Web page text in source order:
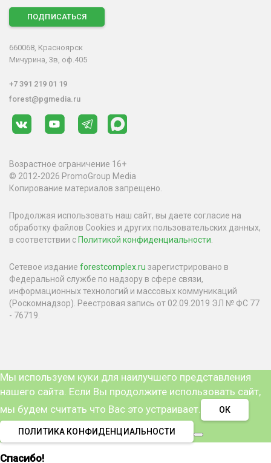
ПОДПИСАТЬСЯ
660068, Красноярск
Мичурина, 3в, оф.405
+7 391 219 01 19
forest@pgmedia.ru
Возрастное ограничение 16+
© 2012-2026 PromoGroup Media
Копирование материалов запрещено.
Продолжая использовать наш сайт, вы даете согласие на
обработку файлов Cookies и других пользовательских данных,
в соответствии сПолитикой конфиденциальности
Сетевое издание forestcomplex.ru зарегистрировано в
Федеральной службе по надзору в сфере связи,
информационных технологий и массовых коммуникаций
(Роскомнадзор). Реестровая запись от 02.09.2019 ЭЛ № ФС 77
- 76719.
Мы используем куки для наилучшего представления
нашего сайта. Если Вы продолжите использовать сайт,
мы будем считать что Вас это устраивает.
ОК
ПОЛИТИКА КОНФИДЕНЦИАЛЬНОСТИ
Спасибо!